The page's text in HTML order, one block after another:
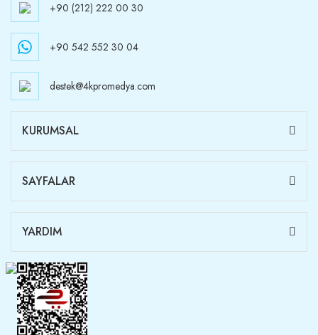
+90 (212) 222 00 30
+90 542 552 30 04
destek@4kpromedya.com
KURUMSAL
SAYFALAR
YARDIM